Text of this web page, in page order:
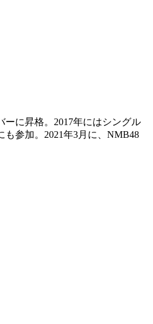
に昇格。2017年にはシングル
も参加。2021年3月に、NMB48